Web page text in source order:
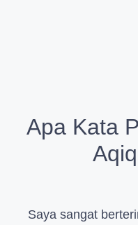
Apa Kata
Saya sangat